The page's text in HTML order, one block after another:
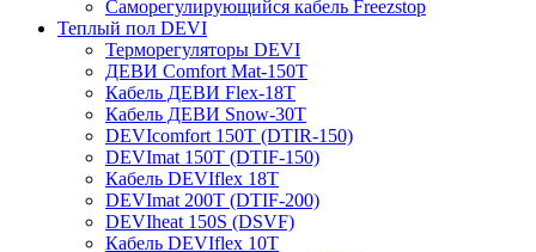
Cаморегулирующийся кабель Freezstop
Теплый пол DEVI
Терморегуляторы DEVI
ДЕВИ Comfort Mat-150T
Кабель ДЕВИ Flex-18T
Кабель ДЕВИ Snow-30T
DEVIcomfort 150T (DTIR-150)
DEVImat 150T (DTIF-150)
Кабель DEVIflex 18T
DEVImat 200T (DTIF-200)
DEVIheat 150S (DSVF)
Кабель DEVIflex 10T